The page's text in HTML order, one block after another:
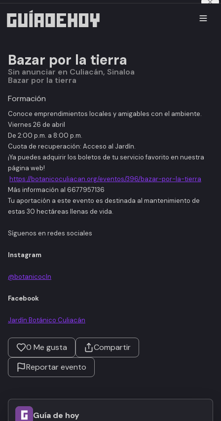
Bazar por la tierra
Sin anunciar en Culiacán, Sinaloa
Bazar por la tierra
Formación
Conoce emprendimientos locales y amigables con el ambiente.
Viernes 26 de abril
De 2:00 p.m. a 8:00 p.m.
Cuota de recuperación: Acceso al Jardín.
¡Ya puedes adquirir los boletos de tu servicio favorito en nuestra
página web!
https://botanicoculiacan.org/eventos/396/bazar-por-la-tierra
Más información al 6677957136
Tu aportación a este evento es destinada al mantenimiento de
estas 30 hectáreas llenas de vida.
Síguenos en redes sociales
Instagram
@botanicocln
Facebook
Jardín Botánico Culiacán
0 Me gusta
Compartir
Reportar evento
Guía de hoy